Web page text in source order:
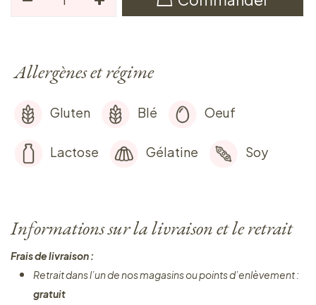
Allergènes et régime
Gluten Blé Oeuf
Lactose Gélatine Soy
Informations sur la livraison et le retrait
Frais de livraison :
Retrait dans l’un de nos magasins ou points d’enlèvement :
gratuit